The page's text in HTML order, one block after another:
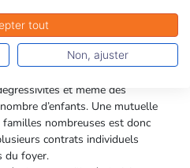
plus le budget consacré à la
augmente et devient difficile
Mutélios prennent la
et même des
d’enfants. Une mutuelle
nombreuses est donc
contrats individuels
du foyer.
tout
Non, ajuster